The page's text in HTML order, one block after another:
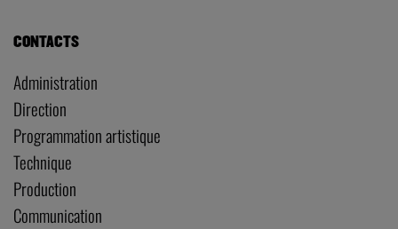
CONTACTS
Administration
Direction
Programmation artistique
Technique
Production
Communication